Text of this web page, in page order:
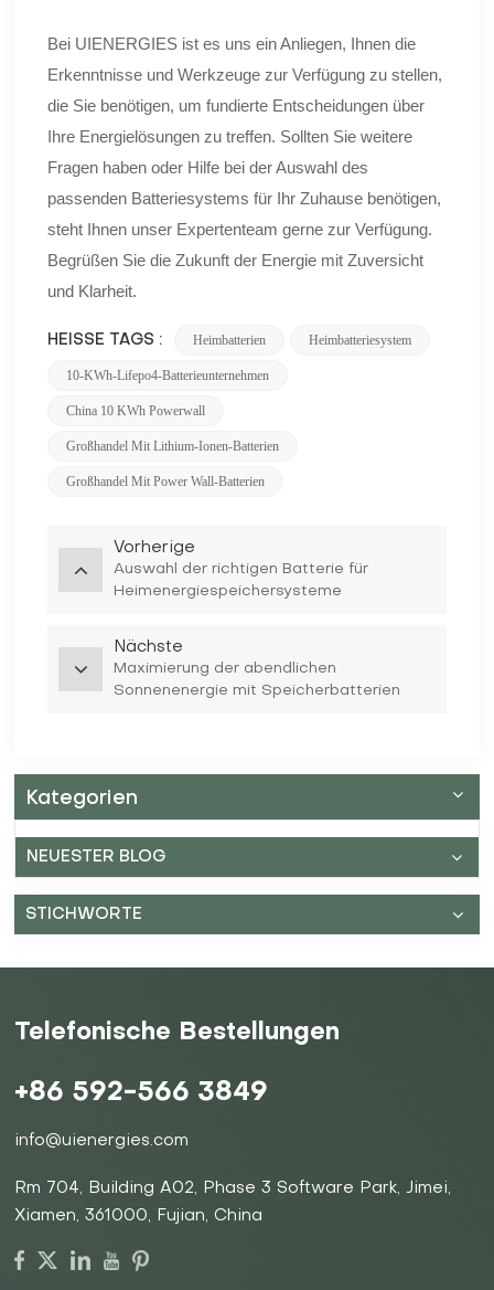
Bei UIENERGIES ist es uns ein Anliegen, Ihnen die
Erkenntnisse und Werkzeuge zur Verfügung zu stellen,
die Sie benötigen, um fundierte Entscheidungen über
Ihre Energielösungen zu treffen. Sollten Sie weitere
Fragen haben oder Hilfe bei der Auswahl des
passenden Batteriesystems für Ihr Zuhause benötigen,
steht Ihnen unser Expertenteam gerne zur Verfügung.
Begrüßen Sie die Zukunft der Energie mit Zuversicht
und Klarheit.
HEISSE TAGS : Heimbatterien Heimbatteriesystem
10-KWh-Lifepo4-Batterieunternehmen
China 10 KWh Powerwall
Großhandel Mit Lithium-Ionen-Batterien
Großhandel Mit Power Wall-Batterien
Vorherige
Auswahl der richtigen Batterie für
Heimenergiespeichersysteme
Nächste
Maximierung der abendlichen
Sonnenenergie mit Speicherbatterien
Kategorien
NEUESTER BLOG
STICHWORTE
Telefonische Bestellungen
+86 592-566 3849
info@uienergies.com
Rm 704, Building A02, Phase 3 Software Park, Jimei,
Xiamen, 361000, Fujian, China